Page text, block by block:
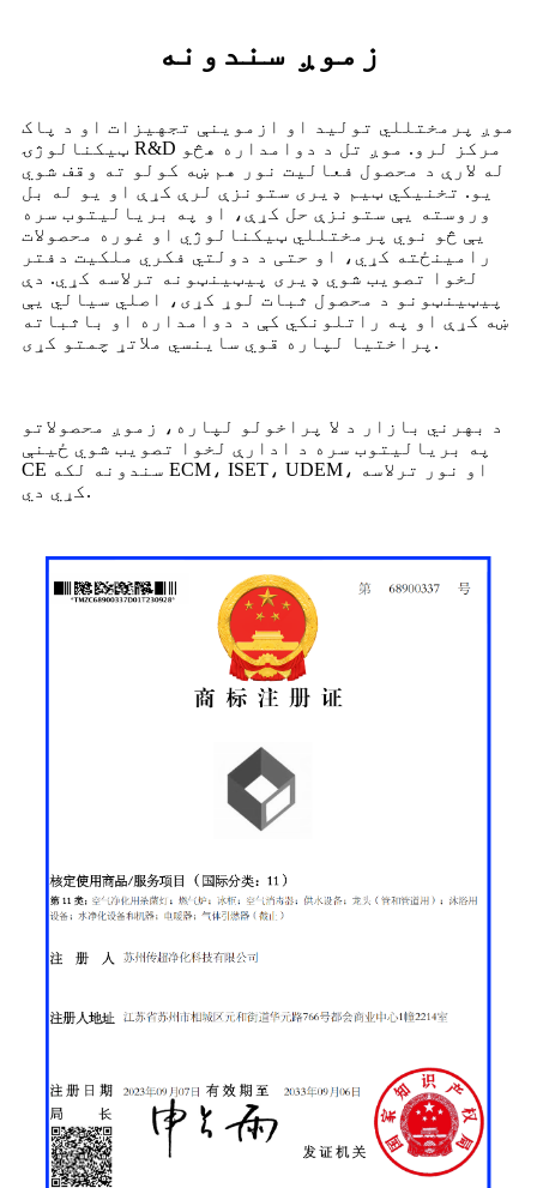
زموږ سندونه
موږ پرمختللي تولید او ازموینې تجهیزات او د پاک
ټیکنالوژۍ R&D مرکز لرو. موږ تل د دوامداره هڅو
له لارې د محصول فعالیت نور هم ښه کولو ته وقف شوي
یو. تخنیکي ټیم ډیری ستونزې لرې کړې او یو له بل
وروسته یې ستونزې حل کړې، او په بریالیتوب سره
یې څو نوي پرمختللي ټیکنالوژي او غوره محصولات
رامینځته کړي، او حتی د دولتي فکري ملکیت دفتر
لخوا تصویب شوي ډیری پیټینټونه ترلاسه کړي. دې
پیټینټونو د محصول ثبات لوړ کړی، اصلي سیالي یې
ښه کړې او په راتلونکي کې د دوامداره او باثباته
پراختیا لپاره قوي ساینسي ملاتړ چمتو کړی.
د بهرني بازار د لا پراخولو لپاره، زموږ محصولاتو
په بریالیتوب سره د ادارې لخوا تصویب شوي ځینې
CE سندونه لکه ECM، ISET، UDEM، او نور ترلاسه
کړي دي.